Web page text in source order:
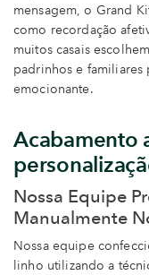
mensagem, o Grand
como recordação
muitos casais
padrinhos e
emocionante.
Acabamento
Nossa Equipe
Manualmente
Nossa equipe
linho utilizando a